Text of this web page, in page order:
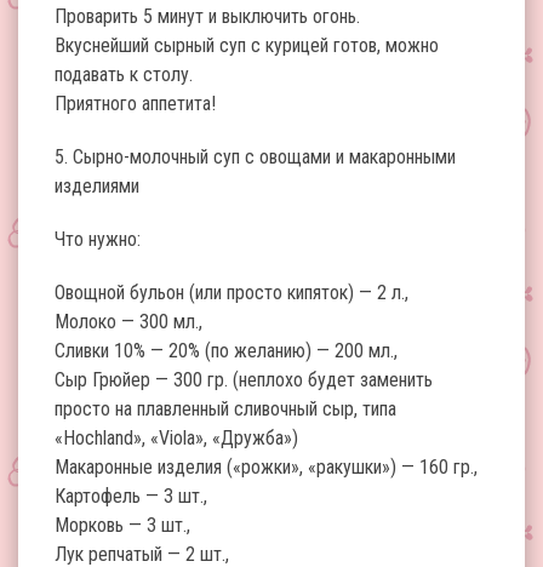
Проварить 5 минут и выключить огонь.
Вкуснейший сырный суп с курицей готов, можно
подавать к столу.
Приятного аппетита!
5. Сырно-молочный суп с овощами и макаронными
изделиями
Что нужно:
Овощной бульон (или просто кипяток) — 2 л.,
Молоко — 300 мл.,
Сливки 10% — 20% (по желанию) — 200 мл.,
Сыр Грюйер — 300 гр. (неплохо будет заменить
просто на плавленный сливочный сыр, типа
«Hochland», «Viola», «Дружба»)
Макаронные изделия («рожки», «ракушки») — 160 гр.,
Картофель — 3 шт.,
Морковь — 3 шт.,
Лук репчатый — 2 шт.,